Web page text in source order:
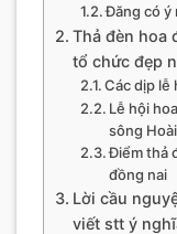
Đăng có ý
Thả đèn hoa
tổ chức đẹp
Các dịp lễ
Lễ hội
sông Hoài
Điểm thả
đồng nai
Lời cầu
viết stt ý